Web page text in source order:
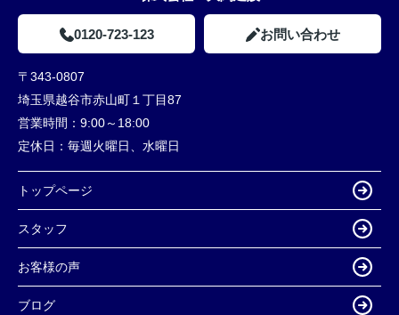
0120-723-123 お問い合わせ
〒343-0807
埼玉県越谷市赤山町１丁目87
営業時間： 9:00～18:00
定休日： 毎週火曜日、水曜日
トップページ
スタッフ
お客様の声
ブログ